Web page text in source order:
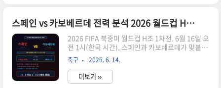
벨기에는 FIFA 랭킹 8위로 G조 1위 후보입니다.
Opta 통계에 따르면 벨기에의 16강 진출 가능성은
89.6%, 조 1위 가능성은 51.9%로 가장 높게 평가
받고 있습니다. 이집트는 모하메드 살라와 오마르
마르무쉬라는 두 강력한 공격수를 앞세워 벨기에의
가장 강력한 맞상대로 꼽히며 16강 진출 가능..
스페인 vs 카보베르데 전력 분석 2026 월드컵 H조 1차전 승부 예측과 관전 포인트
2026 FIFA 북중미 월드컵 H조 1차전. 6월 16일 오
전 1시(한국 시간), 스페인과 카보베르데가 맞붙습
니다. FIFA 랭킹 1위 스페인과 68위 카보베르데의
대결은 이번 대회 전체에서 전력 차이가 가장 극명
한 경기 중 하나입니다. 스페인은 유로 2024 전승
우승 이후 28경기 무패 행진을 이어가며 이번 대회
축구 2026. 6. 14.
더보기 ››